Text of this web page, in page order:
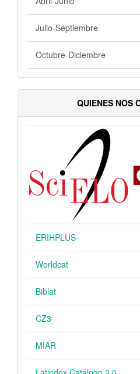
Julio-Septiembre
Octubre-Diciembre
QUIENES NOS
ERIHPLUS
Worldcat
Biblat
CZ3
MIAR